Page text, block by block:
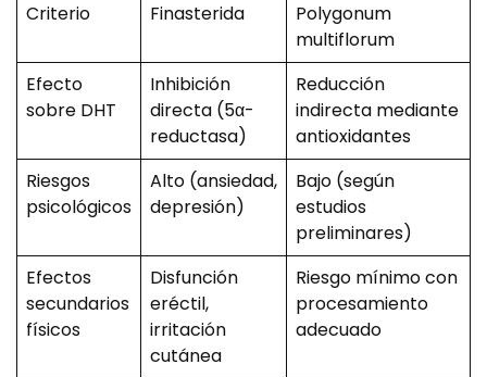
Criterio Finasterida
Polygonum
multiflorum
Efecto
sobre DHT
Inhibición
directa (5α-
reductasa)
Reducción
indirecta mediante
antioxidantes
Riesgos
psicológicos
Alto (ansiedad,
depresión)
Bajo (según
estudios
preliminares)
Efectos
secundarios
físicos
Disfunción
eréctil,
irritación
cutánea
Riesgo mínimo con
procesamiento
adecuado